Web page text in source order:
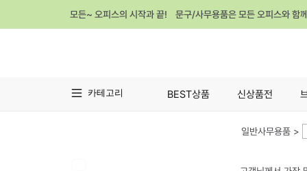
모든~ 오피스의 시작과 끝! 문구/사무용품은 모든 오피스와 함
카테고리 BEST상품 신상품전
일반사무용품 >